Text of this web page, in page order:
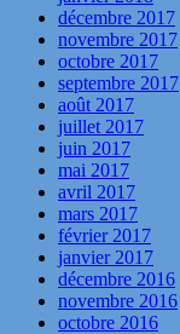
décembre 2017
novembre 2017
octobre 2017
septembre 2017
août 2017
juillet 2017
juin 2017
mai 2017
avril 2017
mars 2017
février 2017
janvier 2017
décembre 2016
novembre 2016
octobre 2016